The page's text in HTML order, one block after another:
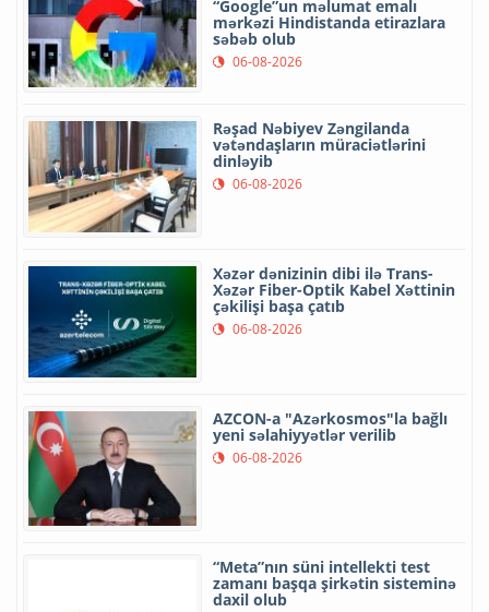
“Google”un məlumat emalı
mərkəzi Hindistanda etirazlara
səbəb olub
06-08-2026
Rəşad Nəbiyev Zəngilanda
vətəndaşların müraciətlərini
dinləyib
06-08-2026
Xəzər dənizinin dibi ilə Trans-
Xəzər Fiber-Optik Kabel Xəttinin
çəkilişi başa çatıb
06-08-2026
AZCON-a "Azərkosmos"la bağlı
yeni səlahiyyətlər verilib
06-08-2026
“Meta”nın süni intellekti test
zamanı başqa şirkətin sisteminə
daxil olub